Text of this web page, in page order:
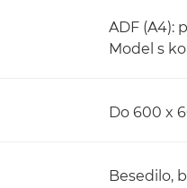
ADF (A4):
Model s
Do 600 x
Besedilo,